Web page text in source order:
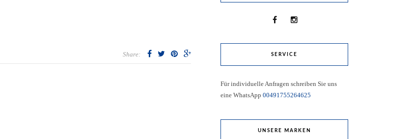
Share: SERVICE
Für individuelle Anfragen schreiben Sie uns
eine WhatsApp 00491755264625
UNSERE MARKEN